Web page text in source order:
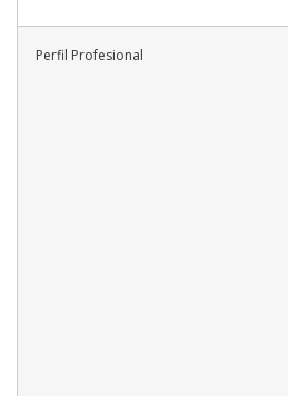
Perfil Profesional